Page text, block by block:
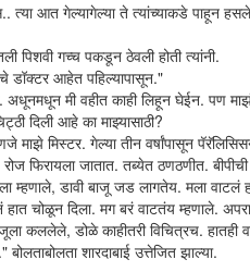
त्या आत गेल्यागेल्या ते त्यांच्याकडे पाहून
पिशवी गच्च पकडून ठेवली होती त्यांनी.
आहेत पहिल्यापासून."
अधूनमधून मी वहीत काही लिहून घेईन. पण
दिली आहे का माझ्यासाठी?
मिस्टर. गेल्या तीन वर्षांपासून
जातात. तब्येत ठणठणीत. बीपीची
म्हणाले, डावी बाजू जड लागतेय. मला
दिला. मग बरं वाटतंय म्हणाले.
डोळे काहीतरी विचित्रच. हातही
शारदाबाई उत्तेजित झाल्या.